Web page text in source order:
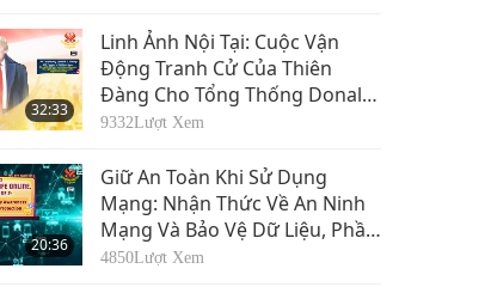
32:33
Linh Ảnh Nội Tại: Cuộc Vận
Động Tranh Cử Của Thiên
Đàng Cho Tổng Thống Donald
Trump
9332Lượt Xem
20:36
Giữ An Toàn Khi Sử Dụng
Mạng: Nhận Thức Về An Ninh
Mạng Và Bảo Vệ Dữ Liệu, Phần
1/2
4850Lượt Xem